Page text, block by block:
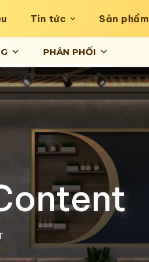
Tin tức Sản phẩm
PHÂN PHỐI